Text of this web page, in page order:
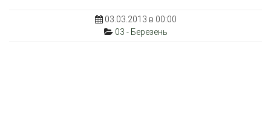
03.03.2013 в 00:00
03 - Березень